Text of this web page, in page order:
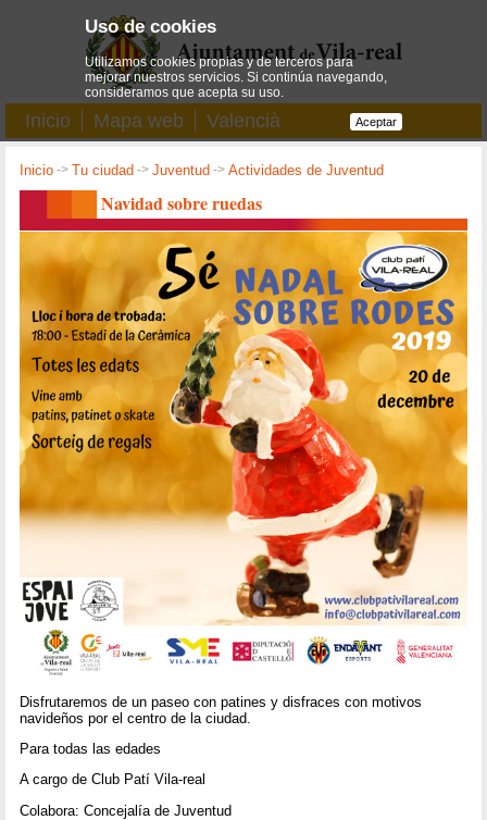
Inicio Mapa web Valencià
Inicio ->Tu ciudad ->Juventud ->Actividades de Juventud
Navidad sobre ruedas
Disfrutaremos de un paseo con patines y disfraces con motivos
navideños por el centro de la ciudad.
Para todas las edades
A cargo de Club Patí Vila-real
Colabora: Concejalía de Juventud
Uso de cookies
Utilizamos cookies propias y de terceros para
mejorar nuestros servicios. Si continúa navegando,
consideramos que acepta su uso.
Aceptar